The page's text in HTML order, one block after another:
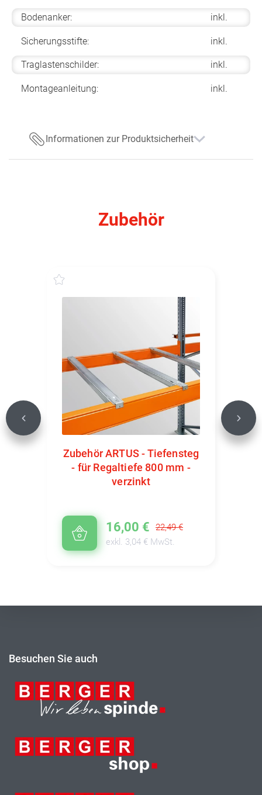
Bodenanker: inkl.
Sicherungsstifte: inkl.
Traglastenschilder: inkl.
Montageanleitung: inkl.
Informationen zur Produktsicherheit
Zubehör
Zubehör ARTUS - Tiefensteg
- für Regaltiefe 800 mm -
verzinkt
16,00 €
22,49 €
exkl. 3,04 € MwSt.
Previous Next
Besuchen Sie auch